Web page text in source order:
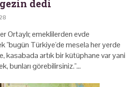
dedi
Ortaylı; emeklilerden evde
"bugün Türkiye'de mesela her yerde
kasabada artık bir kütüphane var yani
bunları görebilirsiniz."…